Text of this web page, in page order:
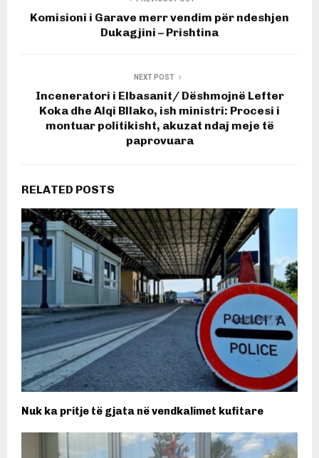
Komisioni i Garave merr vendim për ndeshjen
Dukagjini – Prishtina
NEXT POST
Inceneratori i Elbasanit/ Dëshmojnë Lefter
Koka dhe Alqi Bllako, ish ministri: Procesi i
montuar politikisht, akuzat ndaj meje të
paprovuara
RELATED POSTS
Nuk ka pritje të gjata në vendkalimet kufitare